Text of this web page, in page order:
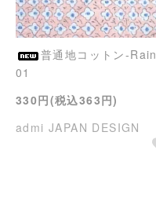
普通地コットン-Rain
01
330円(税込363円)
admi JAPAN DESIGN